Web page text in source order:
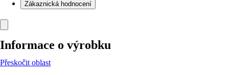
Zákaznická hodnocení
Informace o výrobku
Přeskočit oblast